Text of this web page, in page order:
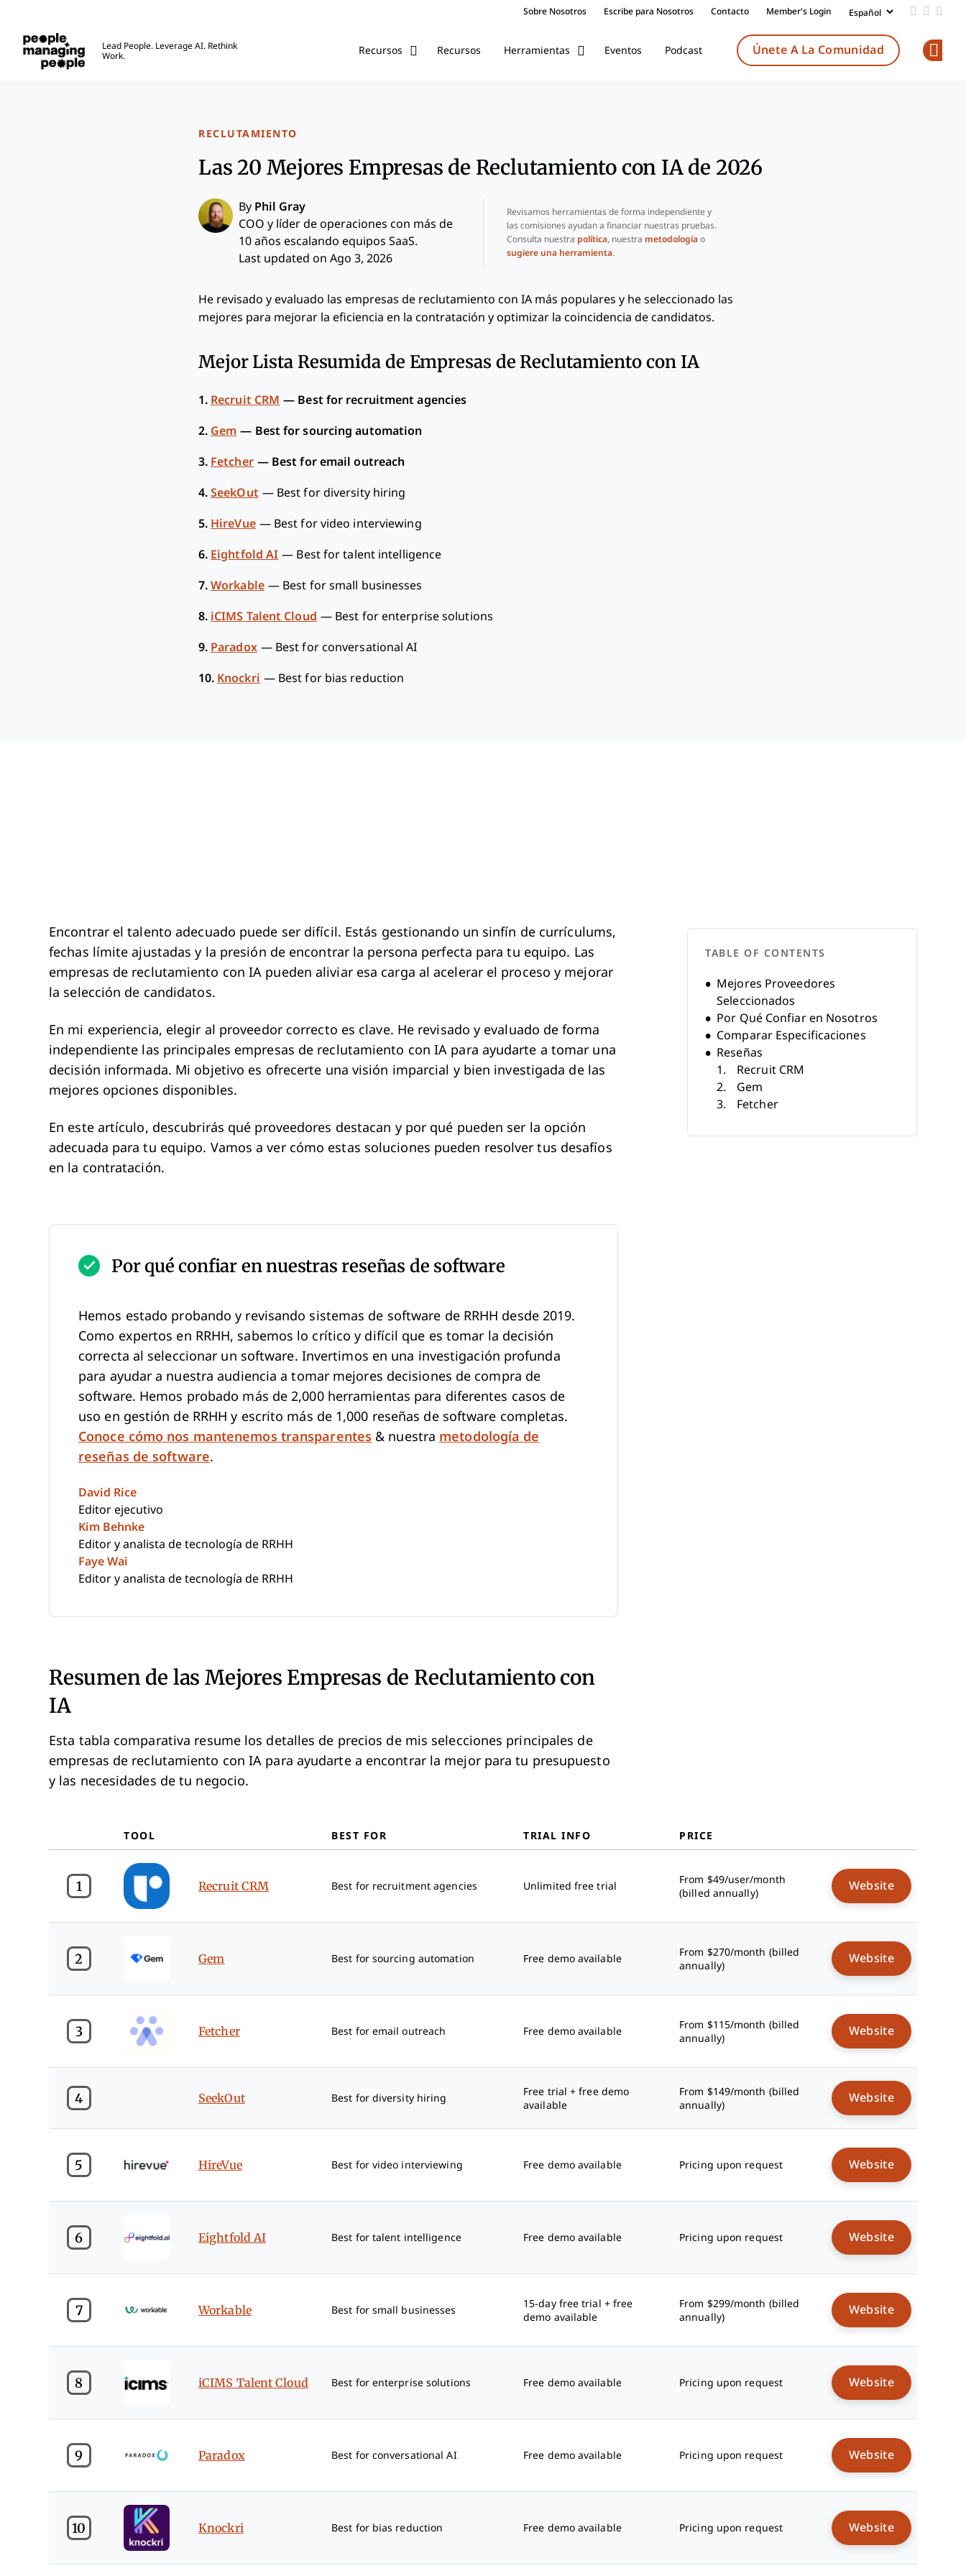
Sobre Nosotros Escribe para Nosotros Contacto Member's Login Add us
Follow
Lead People. Leverage AI. Rethink
Work.
Recursos Recursos Herramientas Eventos Podcast Únete A La Comunidad
RECLUTAMIENTO
Las 20 Mejores Empresas de Reclutamiento con IA de 2026
By Phil Gray
COO y líder de operaciones con más de
10 años escalando equipos SaaS.
Last updated on Ago 3, 2026
Revisamos herramientas de forma independiente y
las comisiones ayudan a financiar nuestras pruebas.
Consulta nuestra política, nuestra metodologíao
sugiere una herramienta.
He revisado y evaluado las empresas de reclutamiento con IA más populares y he seleccionado las
mejores para mejorar la eficiencia en la contratación y optimizar la coincidencia de candidatos.
Mejor Lista Resumida de Empresas de Reclutamiento con IA
1. Recruit CRM — Best for recruitment agencies
2. Gem — Best for sourcing automation
3. Fetcher — Best for email outreach
4. SeekOut — Best for diversity hiring
5. HireVue — Best for video interviewing
6. Eightfold AI — Best for talent intelligence
7. Workable — Best for small businesses
8. iCIMS Talent Cloud — Best for enterprise solutions
9. Paradox — Best for conversational AI
10. Knockri — Best for bias reduction
Encontrar el talento adecuado puede ser difícil. Estás gestionando un sinfín de currículums,
fechas límite ajustadas y la presión de encontrar la persona perfecta para tu equipo. Las
empresas de reclutamiento con IA pueden aliviar esa carga al acelerar el proceso y mejorar
la selección de candidatos.
En mi experiencia, elegir al proveedor correcto es clave. He revisado y evaluado de forma
independiente las principales empresas de reclutamiento con IA para ayudarte a tomar una
decisión informada. Mi objetivo es ofrecerte una visión imparcial y bien investigada de las
mejores opciones disponibles.
En este artículo, descubrirás qué proveedores destacan y por qué pueden ser la opción
adecuada para tu equipo. Vamos a ver cómo estas soluciones pueden resolver tus desafíos
en la contratación.
Por qué confiar en nuestras reseñas de software
Hemos estado probando y revisando sistemas de software de RRHH desde 2019.
Como expertos en RRHH, sabemos lo crítico y difícil que es tomar la decisión
correcta al seleccionar un software. Invertimos en una investigación profunda
para ayudar a nuestra audiencia a tomar mejores decisiones de compra de
software. Hemos probado más de 2,000 herramientas para diferentes casos de
uso en gestión de RRHH y escrito más de 1,000 reseñas de software completas.
Conoce cómo nos mantenemos transparentes & nuestra metodología de
reseñas de software.
David Rice
Editor ejecutivo
Kim Behnke
Editor y analista de tecnología de RRHH
Faye Wai
Editor y analista de tecnología de RRHH
Resumen de las Mejores Empresas de Reclutamiento con
IA
Esta tabla comparativa resume los detalles de precios de mis selecciones principales de
empresas de reclutamiento con IA para ayudarte a encontrar la mejor para tu presupuesto
y las necesidades de tu negocio.
TOOL BEST FOR TRIAL INFO PRICE
1 Recruit CRM Best for recruitment agencies Unlimited free trial
From $49/user/month
(billed annually)
Website
2 Gem Best for sourcing automation Free demo available
From $270/month (billed
annually)
Website
3 Fetcher Best for email outreach Free demo available
From $115/month (billed
annually)
Website
4 SeekOut Best for diversity hiring
Free trial + free demo
available
From $149/month (billed
annually)
Website
5 HireVue Best for video interviewing Free demo available Pricing upon request Website
6 Eightfold AI Best for talent intelligence Free demo available Pricing upon request Website
7 Workable Best for small businesses
15-day free trial + free
demo available
From $299/month (billed
annually)
Website
8 iCIMS Talent Cloud Best for enterprise solutions Free demo available Pricing upon request Website
9 Paradox Best for conversational AI Free demo available Pricing upon request Website
10 Knockri Best for bias reduction Free demo available Pricing upon request Website
TABLE OF CONTENTS
Mejores Proveedores
Seleccionados
Por Qué Confiar en Nosotros
Comparar Especificaciones
Reseñas
Recruit CRM
Gem
Fetcher
HireVue